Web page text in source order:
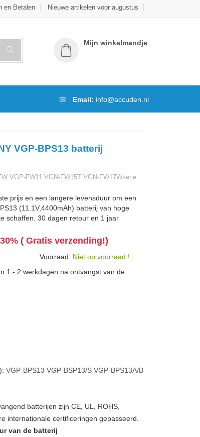
en Betalen Nieuwe artikelen voor augustus
Mijn winkelmandje
Email: info@accuden.nl
VGP-BPS13 batterij
VGP-FW11 VGN-FW15T VGN-FW17Wserie
prijs en een langere levensduur om een
(11.1V,4400mAh) batterij van hoge
schaffen. 30 dagen retour en 1 jaar
( Gratis verzending!)
Voorraad: Niet op voorraad !
1 - 2 werkdagen na ontvangst van de
VGP-BPS13 VGP-BSP13/S VGP-BPS13A/B
batterijen zijn CE, UL, ROHS,
internationale certificeringen gepasseerd.
van de batterij